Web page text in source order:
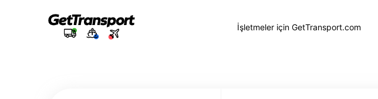
İşletmeler için GetTransport.com